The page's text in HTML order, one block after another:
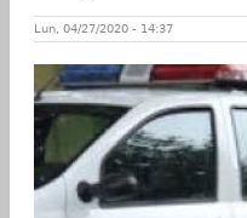
Lun, 04/27/2020 - 14:37